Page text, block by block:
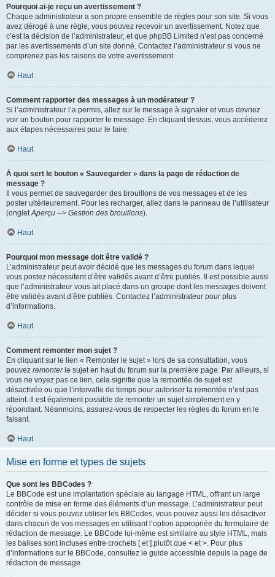
Pourquoi ai-je reçu un avertissement ?
Chaque administrateur a son propre ensemble de règles pour son site. Si vous
avez dérogé à une règle, vous pouvez recevoir un avertissement. Notez que
c’est la décision de l’administrateur, et que phpBB Limited n’est pas concerné
par les avertissements d’un site donné. Contactez l’administrateur si vous ne
comprenez pas les raisons de votre avertissement.
Haut
Comment rapporter des messages à un modérateur ?
Si l’administrateur l’a permis, allez sur le message à signaler et vous devriez
voir un bouton pour rapporter le message. En cliquant dessus, vous accéderez
aux étapes nécessaires pour le faire.
Haut
À quoi sert le bouton « Sauvegarder » dans la page de rédaction de
message ?
Il vous permet de sauvegarder des brouillons de vos messages et de les
poster ultérieurement. Pour les recharger, allez dans le panneau de l’utilisateur
(ongletAperçu --> Gestion des brouillons).
Haut
Pourquoi mon message doit être validé ?
L’administrateur peut avoir décidé que les messages du forum dans lequel
vous postez nécessitent d’être validés avant d’être publiés. Il est possible aussi
que l’administrateur vous ait placé dans un groupe dont les messages doivent
être validés avant d’être publiés. Contactez l’administrateur pour plus
d’informations.
Haut
Comment remonter mon sujet ?
En cliquant sur le lien « Remonter le sujet » lors de sa consultation, vous
pouvez remonterle sujet en haut du forum sur la première page. Par ailleurs, si
vous ne voyez pas ce lien, cela signifie que la remontée de sujet est
désactivée ou que l’intervalle de temps pour autoriser la remontée n’est pas
atteint. Il est également possible de remonter un sujet simplement en y
répondant. Néanmoins, assurez-vous de respecter les règles du forum en le
faisant.
Haut
Mise en forme et types de sujets
Que sont les BBCodes ?
Le BBCode est une implantation spéciale au langage HTML, offrant un large
contrôle de mise en forme des éléments d’un message. L’administrateur peut
décider si vous pouvez utiliser les BBCodes, vous pouvez aussi les désactiver
dans chacun de vos messages en utilisant l’option appropriée du formulaire de
rédaction de message. Le BBCode lui-même est similaire au style HTML, mais
les balises sont incluses entre crochets [ et ] plutôt que < et >. Pour plus
d’informations sur le BBCode, consultez le guide accessible depuis la page de
rédaction de message.